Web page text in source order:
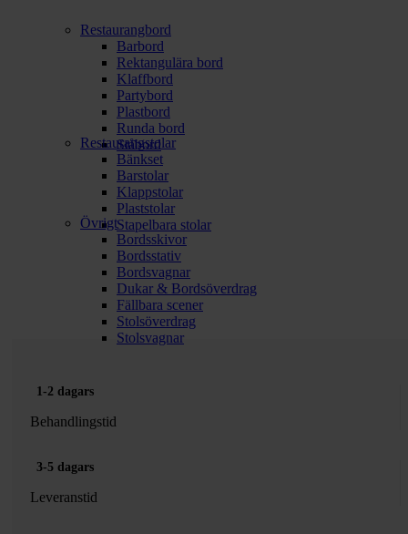
Restaurangbord
Barbord
Rektangulära bord
Klaffbord
Partybord
Plastbord
Runda bord
Ståbord
Restaurangstolar
Bänkset
Barstolar
Klappstolar
Plaststolar
Stapelbara stolar
Övrigt
Bordsskivor
Bordsstativ
Bordsvagnar
Dukar & Bordsöverdrag
Fällbara scener
Stolsöverdrag
Stolsvagnar
1-2 dagars
Behandlingstid
3-5 dagars
Leveranstid